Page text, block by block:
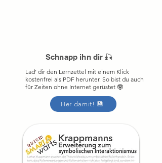
Schnapp ihn dir 🎣
Lad‘ dir den Lernzettel mit einem Klick
kostenfrei als PDF herunter. So bist du auch
für Zeiten ohne Internet gerüstet 🤓
Her damit! 💾